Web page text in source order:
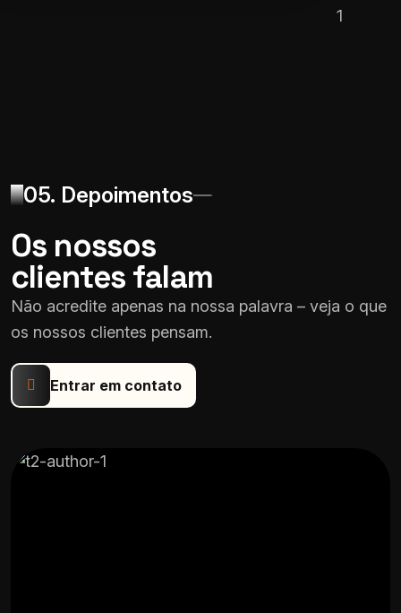
05. Depoimentos
Os nossos
clientes falam
Não acredite apenas na nossa palavra – veja o que
os nossos clientes pensam.